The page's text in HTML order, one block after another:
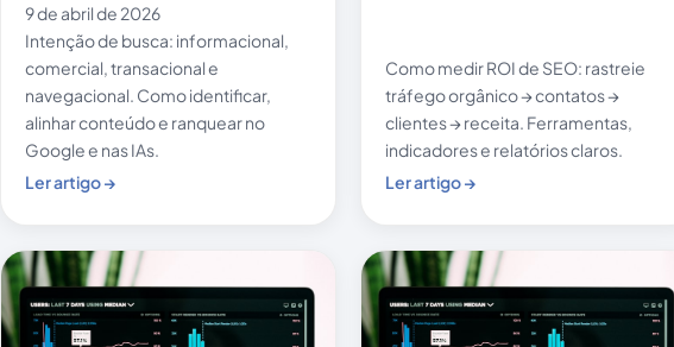
9 de abril de 2026
Intenção de busca: informacional,
comercial, transacional e
navegacional. Como identificar,
alinhar conteúdo e ranquear no
Google e nas IAs.
Ler artigo →
Como medir ROI de SEO: rastreie
tráfego orgânico → contatos →
clientes → receita. Ferramentas,
indicadores e relatórios claros.
Ler artigo →